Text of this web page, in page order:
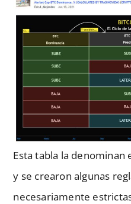
Esta tabla la denominan
y se crearon algunas
necesariamente